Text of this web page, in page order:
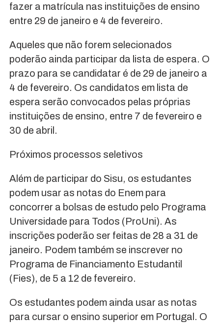
fazer a matrícula nas instituições de ensino
entre 29 de janeiro e 4 de fevereiro.
Aqueles que não forem selecionados
poderão ainda participar da lista de espera. O
prazo para se candidatar é de 29 de janeiro a
4 de fevereiro. Os candidatos em lista de
espera serão convocados pelas próprias
instituições de ensino, entre 7 de fevereiro e
30 de abril.
Próximos processos seletivos
Além de participar do Sisu, os estudantes
podem usar as notas do Enem para
concorrer a bolsas de estudo pelo Programa
Universidade para Todos (ProUni). As
inscrições poderão ser feitas de 28 a 31 de
janeiro. Podem também se inscrever no
Programa de Financiamento Estudantil
(Fies), de 5 a 12 de fevereiro.
Os estudantes podem ainda usar as notas
para cursar o ensino superior em Portugal. O